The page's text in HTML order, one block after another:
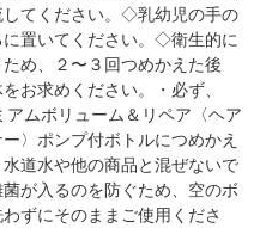
してください。◇乳幼児の手の
に置いてください。◇衛生的に
め、２〜３回つめかえた後
お求めください。・必ず、
アムボリューム＆リペア〈ヘア
〉ポンプ付ボトルにつめかえ
道水や他の商品と混ぜないで
菌が入るのを防ぐため、空のボ
わずにそのままご使用くださ